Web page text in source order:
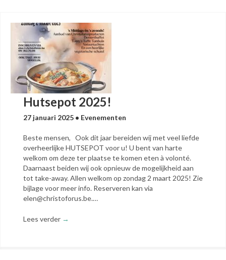
Hutsepot 2025!
27 januari 2025 • Evenementen
Beste mensen, Ook dit jaar bereiden wij met veel liefde
overheerlijke HUTSEPOT voor u! U bent van harte
welkom om deze ter plaatse te komen eten à volonté.
Daarnaast beiden wij ook opnieuw de mogelijkheid aan
tot take-away. Allen welkom op zondag 2 maart 2025! Zie
bijlage voor meer info. Reserveren kan via
elen@christoforus.be.…
Lees verder →